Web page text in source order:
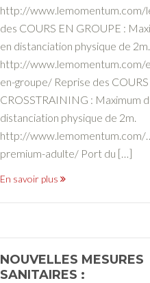
http://www.lemomentum.com/
des COURS EN GROUPE :
en distanciation physique de 2m.
http://www.lemomentum.com/
en-groupe/ Reprise des
CROSSTRAINING : Maximum
distanciation physique de 2m.
http://www.lemomentum.com/
premium-adulte/ Port du […]
En savoir plus
NOUVELLES MESURES
SANITAIRES :